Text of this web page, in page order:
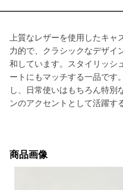
上質なレザーを使用したキ
力的で、クラシックなデザイ
和しています。スタイリッシ
ートにもマッチする一品です
し、日常使いはもちろん特別
ンのアクセントとして活躍す
商品画像